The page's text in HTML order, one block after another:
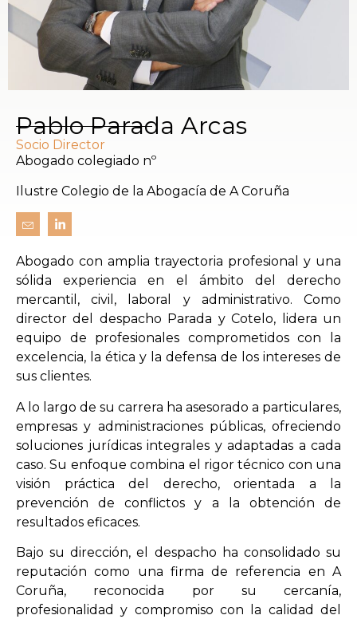
Pablo Parada Arcas
Socio Director
Abogado colegiado nº
Ilustre Colegio de la Abogacía de A Coruña
Abogado con amplia trayectoria profesional y una
sólida experiencia en el ámbito del derecho
mercantil, civil, laboral y administrativo. Como
director del despacho Parada y Cotelo, lidera un
equipo de profesionales comprometidos con la
excelencia, la ética y la defensa de los intereses de
sus clientes.
A lo largo de su carrera ha asesorado a particulares,
empresas y administraciones públicas, ofreciendo
soluciones jurídicas integrales y adaptadas a cada
caso. Su enfoque combina el rigor técnico con una
visión práctica del derecho, orientada a la
prevención de conflictos y a la obtención de
resultados eficaces.
Bajo su dirección, el despacho ha consolidado su
reputación como una firma de referencia en A
Coruña, reconocida por su cercanía,
profesionalidad y compromiso con la calidad del